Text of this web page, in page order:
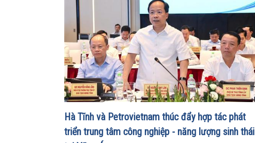
Hà Tĩnh và Petrovietnam thúc đẩy hợp tác phát
triển trung tâm công nghiệp - năng lượng sinh thái